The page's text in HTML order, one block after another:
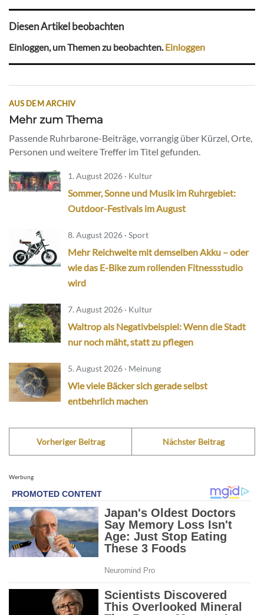
Diesen Artikel beobachten
Einloggen, um Themen zu beobachten.Einloggen
AUS DEM ARCHIV
Mehr zum Thema
Passende Ruhrbarone-Beiträge, vorrangig über Kürzel, Orte,
Personen und weitere Treffer im Titel gefunden.
1. August 2026 · Kultur
Sommer, Sonne und Musik im Ruhrgebiet:
Outdoor-Festivals im August
8. August 2026 · Sport
Mehr Reichweite mit demselben Akku – oder
wie das E-Bike zum rollenden Fitnessstudio
wird
7. August 2026 · Kultur
Waltrop als Negativbeispiel: Wenn die Stadt
nur noch mäht, statt zu pflegen
5. August 2026 · Meinung
Wie viele Bäcker sich gerade selbst
entbehrlich machen
Vorheriger Beitrag Nächster Beitrag
Werbung